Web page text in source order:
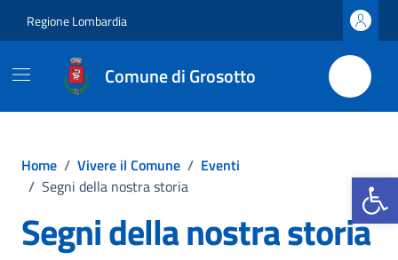
Apri la
Regione Lombardia
Comune di Grosotto
Home / Vivere il Comune / Eventi
/ Segni della nostra storia
Segni della nostra storia